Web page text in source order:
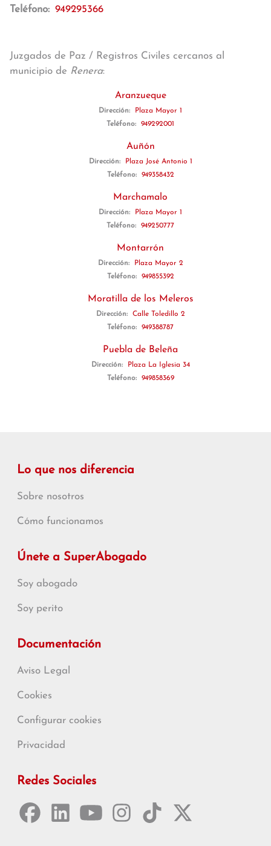
Teléfono: 949295366
Juzgados de Paz / Registros Civiles cercanos al
municipio de Renera:
Aranzueque
Dirección:
Plaza Mayor 1
Teléfono:
949292001
Auñón
Dirección:
Plaza José Antonio 1
Teléfono:
949358432
Marchamalo
Dirección:
Plaza Mayor 1
Teléfono:
949250777
Montarrón
Dirección:
Plaza Mayor 2
Teléfono:
949855392
Moratilla de los Meleros
Dirección:
Calle Toledillo 2
Teléfono:
949388787
Puebla de Beleña
Dirección:
Plaza La Iglesia 34
Teléfono:
949858369
Lo que nos diferencia
Sobre nosotros
Cómo funcionamos
Únete a SuperAbogado
Soy abogado
Soy perito
Documentación
Aviso Legal
Cookies
Configurar cookies
Privacidad
Redes Sociales